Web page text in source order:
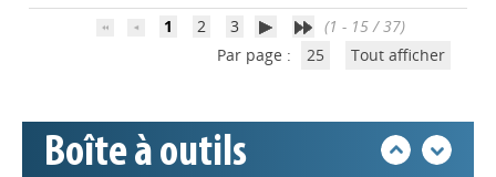
1 2 3
(1 - 15 / 37)
Par page :
25 Tout afficher
Boîte à outils
déconnecter)
Nos veilles Scoop.it